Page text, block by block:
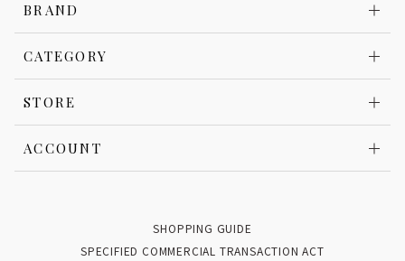
BRAND
CATEGORY
STORE
ACCOUNT
SHOPPING GUIDE
SPECIFIED COMMERCIAL TRANSACTION ACT